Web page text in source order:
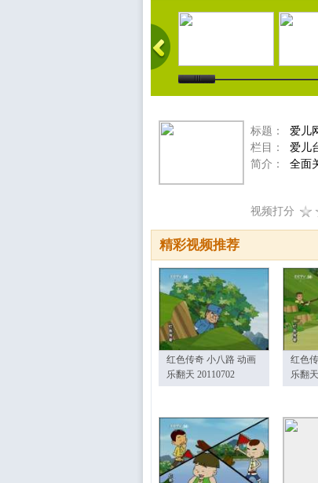
标题：
爱儿
栏目：
爱儿
简介：
全面
视频打分
精彩视频推荐
红色传奇 小八路 动画
乐翻天 20110702
红色
乐翻